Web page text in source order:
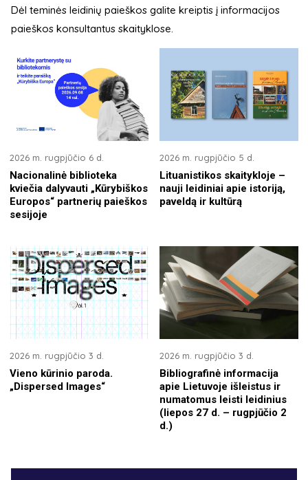
Dėl teminės leidinių paieškos galite kreiptis į informacijos
paieškos konsultantus skaityklose.
2026 m. rugpjūčio 6 d.
Nacionalinė biblioteka
kviečia dalyvauti „Kūrybiškos
Europos“ partnerių paieškos
sesijoje
2026 m. rugpjūčio 5 d.
Lituanistikos skaitykloje –
nauji leidiniai apie istoriją,
paveldą ir kultūrą
2026 m. rugpjūčio 3 d.
Vieno kūrinio paroda.
„Dispersed Images“
2026 m. rugpjūčio 3 d.
Bibliografinė informacija
apie Lietuvoje išleistus ir
numatomus leisti leidinius
(liepos 27 d. – rugpjūčio 2
d.)